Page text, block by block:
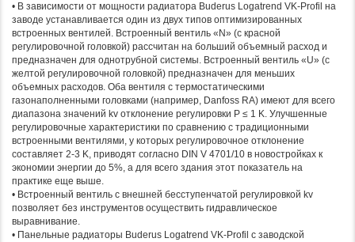
• В зависимости от мощности радиатора Buderus Logatrend VK-Profil на
заводе устанавливается один из двух типов оптимизированных
встроенных вентилей. Встроенный вентиль «N» (с красной
регулировочной головкой) рассчитан на больший объемный расход и
предназначен для однотрубной системы. Встроенный вентиль «U» (с
желтой регулировочной головкой) предназначен для меньших
объемных расходов. Оба вентиля с термостатическими
газонаполненными головками (например, Danfoss RA) имеют для всего
диапазона значений kv отклонение регулировки P ≤ 1 K. Улучшенные
регулировочные характеристики по сравнению с традиционными
встроенными вентилями, у которых регулировочное отклонение
составляет 2-3 K, приводят согласно DIN V 4701/10 в новостройках к
экономии энергии до 5%, а для всего здания этот показатель на
практике еще выше.
• Встроенный вентиль с внешней бесступенчатой регулировкой kv
позволяет без инструментов осуществить гидравлическое
выравнивание.
• Панельные радиаторы Buderus Logatrend VK-Profil с заводской